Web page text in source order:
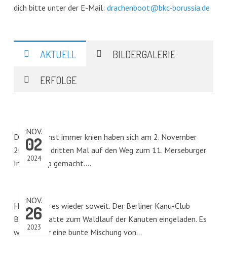
dich bitte unter der E-Mail: drachenboot@bkc-borussia.de
AKTUELL
BILDERGALERIE
ERFOLGE
NOV.
02
2024
Die, die sonst immer knien haben sich am 2. November
2024 zum dritten Mal auf den Weg zum 11. Merseburger
Indoor-Cup gemacht.…
NOV.
26
2023
Heute war es wieder soweit. Der Berliner Kanu-Club
Borussia hatte zum Waldlauf der Kanuten eingeladen. Es
war wieder eine bunte Mischung von…